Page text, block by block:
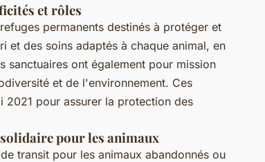
et rôles
permanents destinés à protéger et
et des soins adaptés à chaque animal, en
sanctuaires ont également pour mission
et de l'environnement. Ces
2021 pour assurer la protection des
pour les animaux
transit pour les animaux abandonnés ou